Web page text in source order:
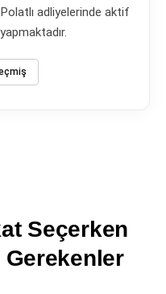
adliyelerinde aktif
Seçerken